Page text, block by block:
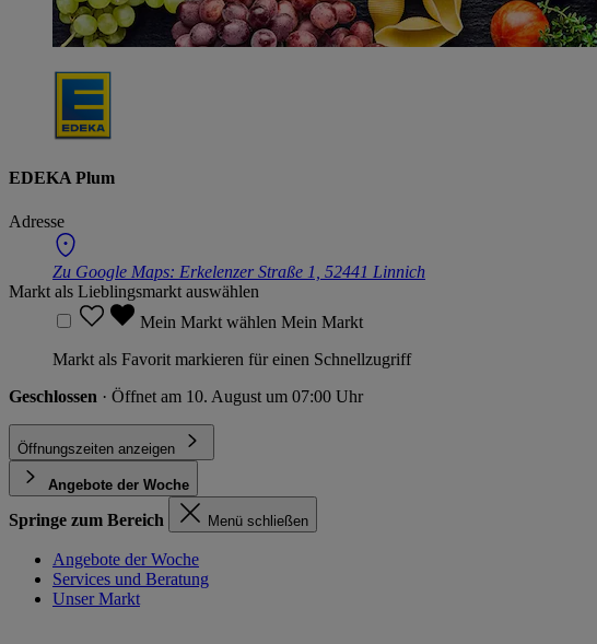
EDEKA Plum
Adresse
Zu Google Maps: Erkelenzer Straße 1, 52441 Linnich
Markt als Lieblingsmarkt auswählen
Mein Markt wählen Mein Markt
Markt als Favorit markieren für einen Schnellzugriff
Geschlossen · Öffnet am 10. August um 07:00 Uhr
Öffnungszeiten anzeigen
Angebote der Woche
Springe zum Bereich Menü schließen
Angebote der Woche
Services und Beratung
Unser Markt